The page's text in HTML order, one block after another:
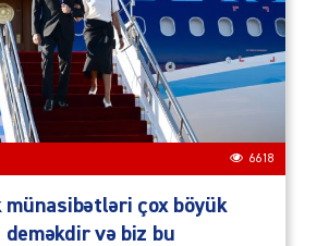
6618
çox böyük
və biz bu